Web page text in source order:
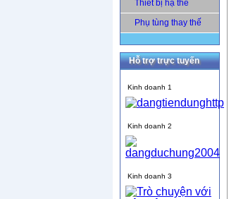
Thiết bị hạ thế
Phụ tùng thay thế
Hỗ trợ trực tuyến
Kinh doanh 1
Kinh doanh 2
Kinh doanh 3